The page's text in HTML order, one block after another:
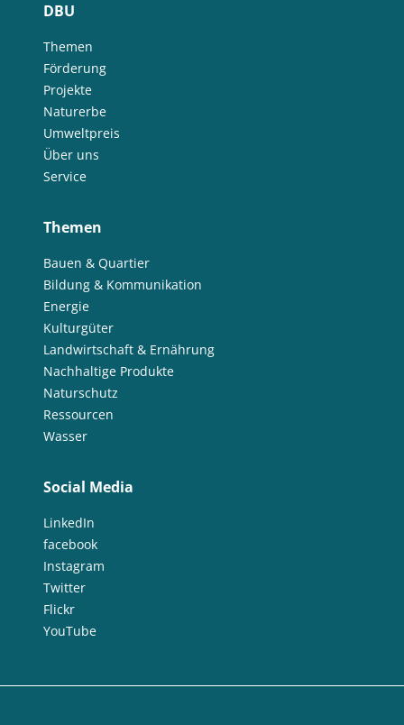
DBU
Themen
Förderung
Projekte
Naturerbe
Umweltpreis
Über uns
Service
Themen
Bauen & Quartier
Bildung & Kommunikation
Energie
Kulturgüter
Landwirtschaft & Ernährung
Nachhaltige Produkte
Naturschutz
Ressourcen
Wasser
Social Media
LinkedIn
facebook
Instagram
Twitter
Flickr
YouTube